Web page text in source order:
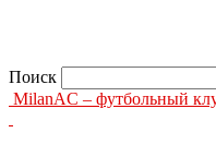
Поиск
MilanAC – футбольный